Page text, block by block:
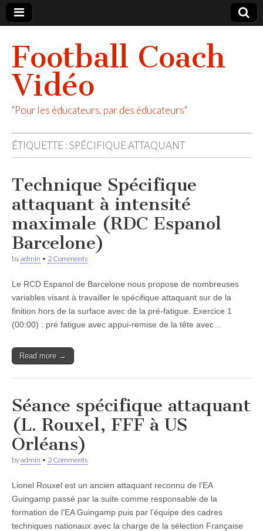
Football Coach
Vidéo
"Pour les éducateurs, par des éducateurs"
ÉTIQUETTE :SPÉCIFIQUE ATTAQUANT
Technique Spécifique
attaquant à intensité
maximale (RDC Espanol
Barcelone)
byadmin • 2 Comments
Le RCD Espanol de Barcelone nous propose de nombreuses
variables visant à travailler le spécifique attaquant sur de la
finition hors de la surface avec de la pré-fatigue. Exercice 1
(00:00) : pré fatigue avec appui-remise de la tête avec…
Read more →
Séance spécifique attaquant
(L. Rouxel, FFF à US
Orléans)
byadmin • 2 Comments
Lionel Rouxel est un ancien attaquant reconnu de l’EA
Guingamp passé par la suite comme responsable de la
formation de l’EA Guingamp puis par l’équipe des cadres
techniques nationaux avec la charge de la sélection Française